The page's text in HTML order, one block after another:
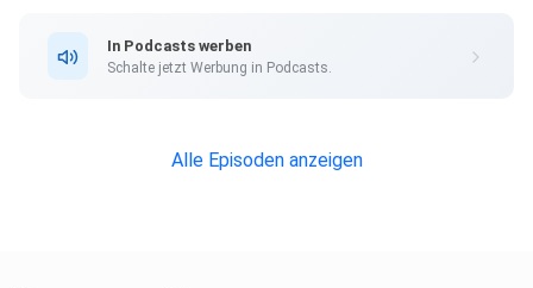
In Podcasts werben
Schalte jetzt Werbung in Podcasts.
Alle Episoden anzeigen